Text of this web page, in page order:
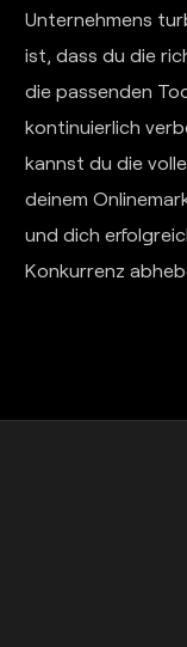
Unternehmens
ist, dass du die
die passenden
kontinuierlich
kannst du die
deinem
und dich
Konkurrenz